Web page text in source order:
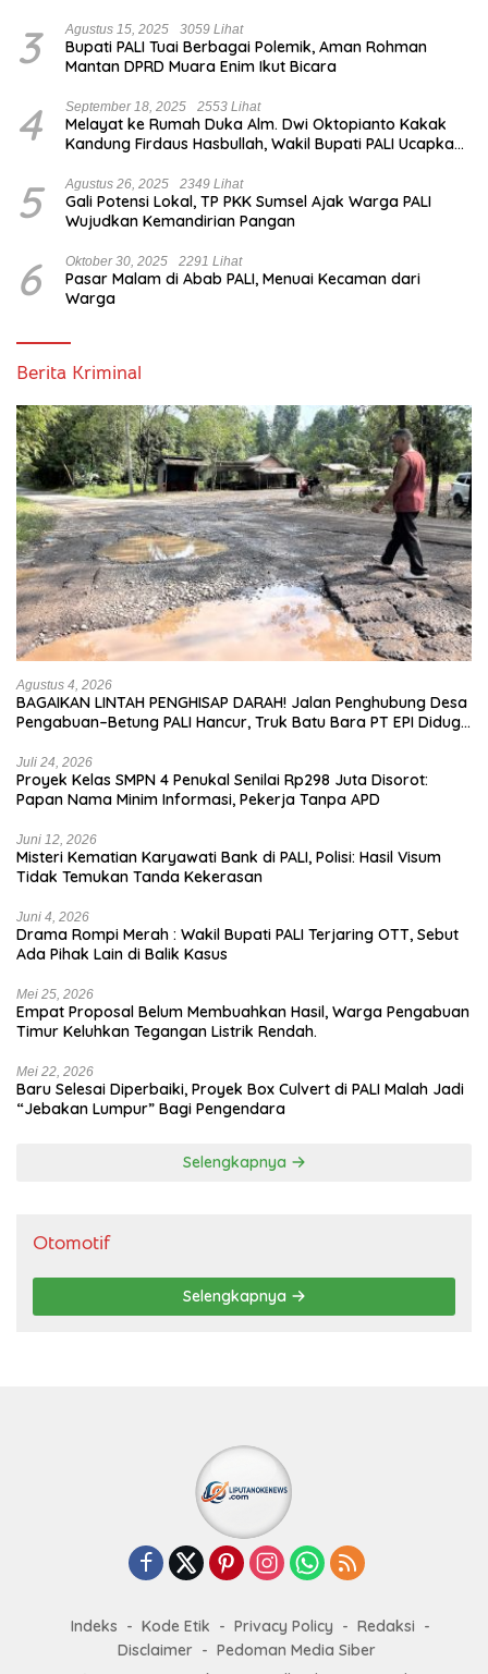
3 Agustus 15, 2025 3059 Lihat
Bupati PALI Tuai Berbagai Polemik, Aman Rohman
Mantan DPRD Muara Enim Ikut Bicara
4 September 18, 2025 2553 Lihat
Melayat ke Rumah Duka Alm. Dwi Oktopianto Kakak
Kandung Firdaus Hasbullah, Wakil Bupati PALI Ucapkan
5 Agustus 26, 2025 2349 Lihat
Gali Potensi Lokal, TP PKK Sumsel Ajak Warga PALI
Wujudkan Kemandirian Pangan
6 Oktober 30, 2025 2291 Lihat
Pasar Malam di Abab PALI, Menuai Kecaman dari
Warga
Berita Kriminal
Agustus 4, 2026
BAGAIKAN LINTAH PENGHISAP DARAH! Jalan Penghubung Desa
Pengabuan–Betung PALI Hancur, Truk Batu Bara PT EPI Diduga
Juli 24, 2026
Proyek Kelas SMPN 4 Penukal Senilai Rp298 Juta Disorot:
Papan Nama Minim Informasi, Pekerja Tanpa APD
Juni 12, 2026
Misteri Kematian Karyawati Bank di PALI, Polisi: Hasil Visum
Tidak Temukan Tanda Kekerasan
Juni 4, 2026
Drama Rompi Merah : Wakil Bupati PALI Terjaring OTT, Sebut
Ada Pihak Lain di Balik Kasus
Mei 25, 2026
Empat Proposal Belum Membuahkan Hasil, Warga Pengabuan
Timur Keluhkan Tegangan Listrik Rendah.
Mei 22, 2026
Baru Selesai Diperbaiki, Proyek Box Culvert di PALI Malah Jadi
“Jebakan Lumpur” Bagi Pengendara
Selengkapnya
Otomotif
Selengkapnya
Indeks Kode Etik Privacy Policy
Redaksi
Disclaimer
Pedoman Media Siber